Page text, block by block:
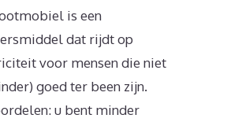
is een
dat rijdt op
voor mensen die niet
goed ter been zijn.
u bent minder